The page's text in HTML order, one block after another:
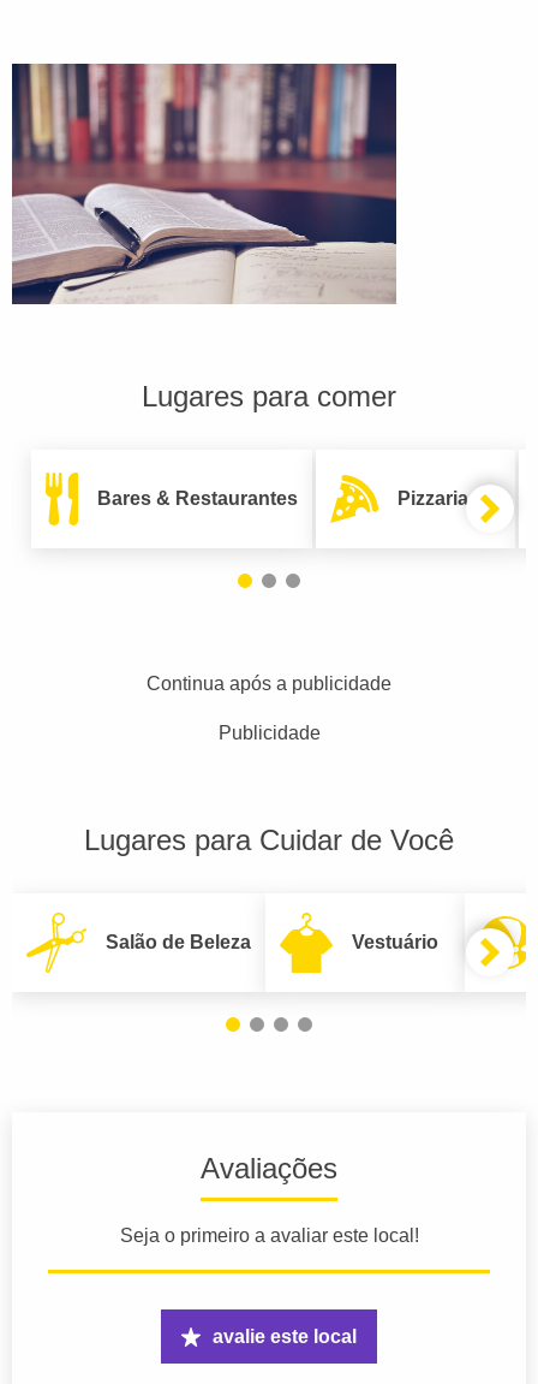
Lugares para comer
Bares & Restaurantes Pizzarias
Continua após a publicidade
Publicidade
Lugares para Cuidar de Você
Salão de Beleza Vestuário
Avaliações
Seja o primeiro a avaliar este local!
avalie este local